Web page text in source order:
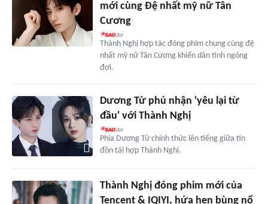
mới cùng Đệ nhất mỹ nữ Tân
Cương
Thành Nghị hợp tác đóng phim chung cùng đệ
nhất mỹ nữ Tân Cương khiến dân tình ngóng
đợi.
Dương Tử phủ nhận 'yêu lại từ
đầu' với Thành Nghị
Phía Dương Tử chính thức lên tiếng giữa tin
đồn tái hợp Thành Nghị.
Thành Nghị đóng phim mới của
Tencent & IQIYI, hứa hẹn bùng nổ